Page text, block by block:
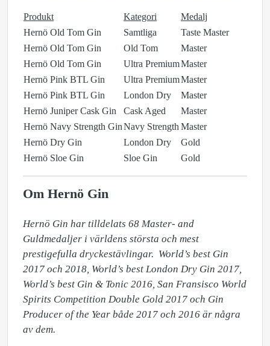
Produkt Kategori
Medalj
Hernö Old Tom Gin
Samtliga
Taste Master
Hernö Old Tom Gin
Old Tom
Master
Hernö Old Tom Gin
Ultra PremiumMaster
Hernö Pink BTL Gin
Ultra PremiumMaster
Hernö Pink BTL Gin
London Dry
Master
Hernö Juniper Cask Gin
Cask Aged
Master
Hernö Navy Strength GinNavy Strength Master
Hernö Dry Gin
London Dry
Gold
Hernö Sloe Gin
Sloe Gin Gold
Om Hernö Gin
Hernö Gin har tilldelats 68 Master- and
Guldmedaljer i världens största och mest
prestigefulla dryckestävlingar.  World’s best Gin
2017 och 2018, World’s best London Dry Gin 2017,
World’s best Gin & Tonic 2016, San Fransisco World
Spirits Competition Double Gold 2017 och Gin
Producer of the Year både 2017 och 2016 är några
av dem.